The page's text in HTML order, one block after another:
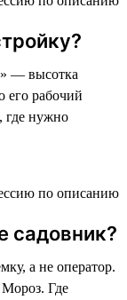
— высотка
его рабочий
где нужно
садовник?
а не оператор.
Где